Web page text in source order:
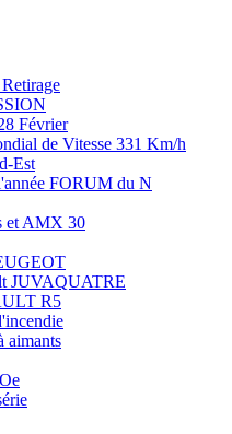
Février
de Vitesse 331 Km/h
Est
FORUM du N
et AMX 30
JUVAQUATRE
R5
aimants